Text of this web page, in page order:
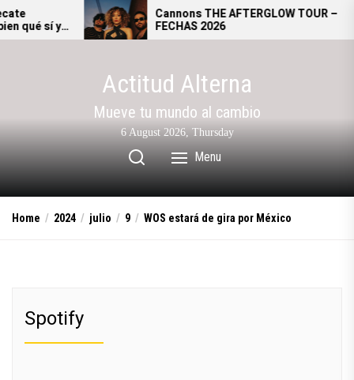
Skip
to
Cannons THE AFTERGLOW TOUR –
FECHAS 2026
Actitud Alterna
Mueve tu mundo al cambio
6 August 2026, Thursday
Menu
Home 2024 julio 9 WOS estará de gira por México
Spotify